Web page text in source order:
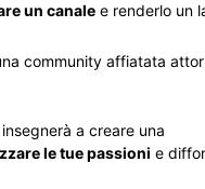
un canale e renderlo un
community affiatata
a creare una
le tue passioni e